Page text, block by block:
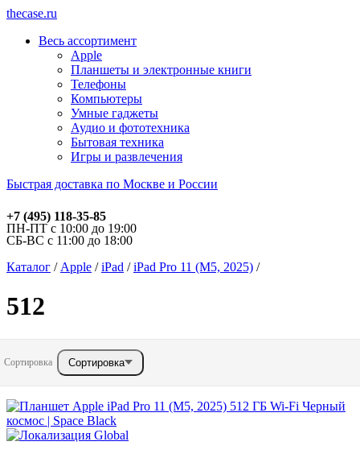
thecase.ru
Весь ассортимент
Apple
Планшеты и электронные книги
Телефоны
Компьютеры
Умные гаджеты
Аудио и фототехника
Бытовая техника
Игры и развлечения
Быстрая доставка по Москве и России
+7 (495) 118-35-85
ПН-ПТ с 10:00 до 19:00
СБ-ВС с 11:00 до 18:00
Каталог / Apple /iPad /iPad Pro 11 (M5, 2025) /
512
Сортировка Сортировка